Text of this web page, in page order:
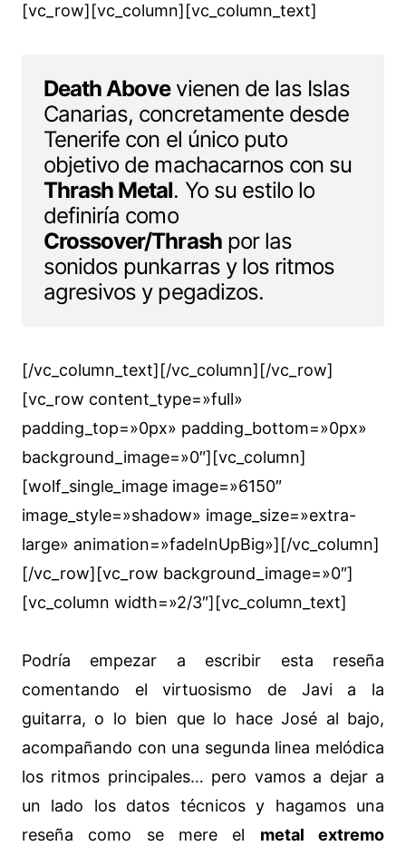
[vc_row][vc_column][vc_column_text]
Death Abovevienen de las Islas
Canarias, concretamente desde
Tenerife con el único puto
objetivo de machacarnos con su
Thrash Metal. Yo su estilo lo
definiría como
Crossover/Thrashpor las
sonidos punkarras y los ritmos
agresivos y pegadizos.
[/vc_column_text][/vc_column][/vc_row]
[vc_row content_type=»full»
padding_top=»0px» padding_bottom=»0px»
background_image=»0″][vc_column]
[wolf_single_image image=»6150″
image_style=»shadow» image_size=»extra-
large» animation=»fadeInUpBig»][/vc_column]
[/vc_row][vc_row background_image=»0″]
[vc_column width=»2/3″][vc_column_text]
Podría empezar a escribir esta reseña
comentando el virtuosismo de Javi a la
guitarra, o lo bien que lo hace José al bajo,
acompañando con una segunda linea melódica
los ritmos principales… pero vamos a dejar a
un lado los datos técnicos y hagamos una
reseña como se mere el metal extremo